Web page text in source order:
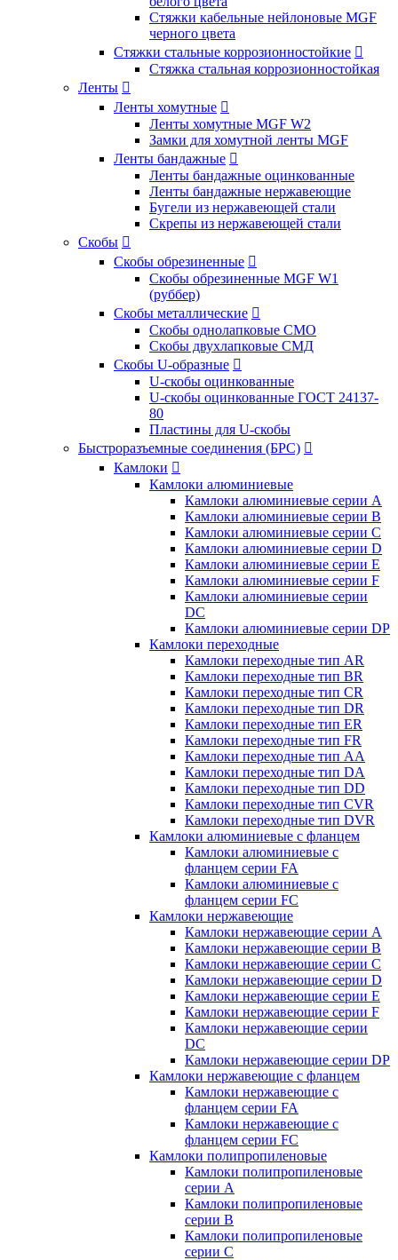
Стяжки кабельные нейлоновые MGF
черного цвета
Стяжки стальные коррозионностойкие 
Стяжка стальная коррозионностойкая
Ленты 
Ленты хомутные 
Ленты хомутные MGF W2
Замки для хомутной ленты MGF
Ленты бандажные 
Ленты бандажные оцинкованные
Ленты бандажные нержавеющие
Бугели из нержавеющей стали
Скрепы из нержавеющей стали
Скобы 
Скобы обрезиненные 
Скобы обрезиненные MGF W1
(руббер)
Скобы металлические 
Скобы однолапковые СМО
Скобы двухлапковые СМД
Скобы U-образные 
U-скобы оцинкованные
U-скобы оцинкованные ГОСТ 24137-
80
Пластины для U-скобы
Быстроразъемные соединения (БРС) 
Камлоки 
Камлоки алюминиевые
Камлоки алюминиевые серии А
Камлоки алюминиевые серии B
Камлоки алюминиевые серии C
Камлоки алюминиевые серии D
Камлоки алюминиевые серии E
Камлоки алюминиевые серии F
Камлоки алюминиевые серии
DC
Камлоки алюминиевые серии DP
Камлоки переходные
Камлоки переходные тип AR
Камлоки переходные тип BR
Камлоки переходные тип CR
Камлоки переходные тип DR
Камлоки переходные тип ER
Камлоки переходные тип FR
Камлоки переходные тип AA
Камлоки переходные тип DA
Камлоки переходные тип DD
Камлоки переходные тип CVR
Камлоки переходные тип DVR
Камлоки алюминиевые с фланцем
Камлоки алюминиевые с
фланцем серии FA
Камлоки алюминиевые с
фланцем серии FC
Камлоки нержавеющие
Камлоки нержавеющие серии А
Камлоки нержавеющие серии В
Камлоки нержавеющие серии C
Камлоки нержавеющие серии D
Камлоки нержавеющие серии E
Камлоки нержавеющие серии F
Камлоки нержавеющие серии
DC
Камлоки нержавеющие серии DP
Камлоки нержавеющие с фланцем
Камлоки нержавеющие с
фланцем серии FA
Камлоки нержавеющие с
фланцем серии FC
Камлоки полипропиленовые
Камлоки полипропиленовые
серии А
Камлоки полипропиленовые
серии B
Камлоки полипропиленовые
серии C